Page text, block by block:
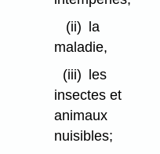
(ii) la
maladie,
(iii) les
insectes et
animaux
nuisibles;